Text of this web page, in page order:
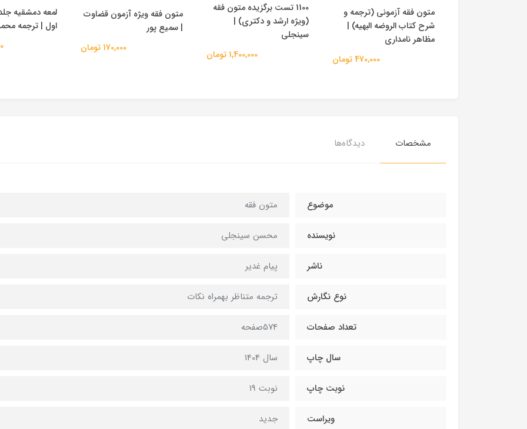
متون فقه آزمونی (ترجمه و
شرح کتاب الروضه البهیه) |
مظاهر نامداری
470,000 تومان
1100 تست برگزیده متون فقه
(ویژه ارشد و دکتری) |
سینجلی
1,400,000 تومان
متون فقه ویژه آزمون قضاوت
| سمیع پور
170,000 تومان
لمعه دمشقیه
اول | ترجمه
مشخصات دیدگاه‌ها
موضوع متون فقه
نویسنده محسن سینجلی
ناشر پیام غدیر
نوع نگارش ترجمه متناظر بهمراه نکات
تعداد صفحات 574صفحه
سال چاپ سال 1404
نوبت چاپ نوبت 19
ویراست جدید